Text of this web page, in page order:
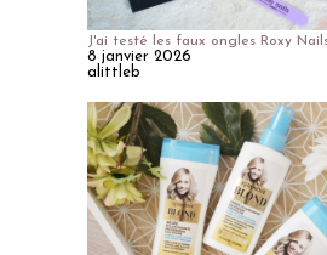
J'ai testé les faux ongles Roxy
8 janvier 2026
alittleb